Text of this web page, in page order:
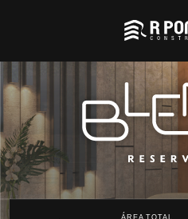
ÁREA TOTAL